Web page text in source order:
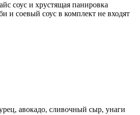
соус и хрустящая панировка
и соевый соус в комплект не входят
авокадо, сливочный сыр, унаги